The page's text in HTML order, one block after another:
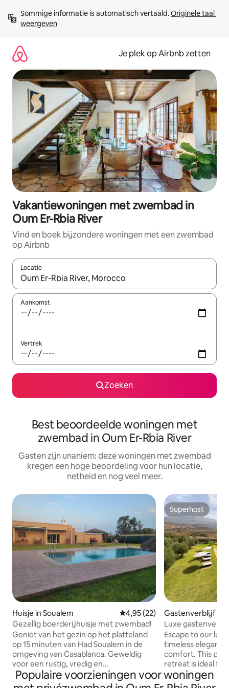
direct
naar
Sommige informatie is automatisch vertaald. Originele taal
weergeven
Je plek op Airbnb zetten
Vakantiewoningen met zwembad in
Oum Er-Rbia River
Vind en boek bijzondere woningen met een zwembad
op Airbnb
Locatie
Wanneer er resultaten beschikbaar zijn, maak je een keuze
Aankomst
Vertrek
Zoeken
Best beoordeelde woningen met
zwembad in Oum Er-Rbia River
Gasten zijn unaniem: deze woningen met zwembad
kregen een hoge beoordeling voor hun locatie,
netheid en nog veel meer.
Huisje in Soualem Gemiddelde beoordeling van
4,95 (22)
Gezellig boerderijhuisje met zwembad!
Geniet van het gezin op het platteland
op 15 minuten van Had Soualem in de
omgeving van Casablanca. Geweldig
voor een rustig, vredig en
gastronomisch verblijf. Verschillende
sport- of ontspanningsactiviteiten
Superhost
Superhost
Gastenverblijf in
Luxe
buurt van Beni
Escape to our
timeless
comfort. This
retreat is ideal for
adventure. Enjoy the 20 × 4-metre
swimming pool
Populaire voorzieningen voor woningen